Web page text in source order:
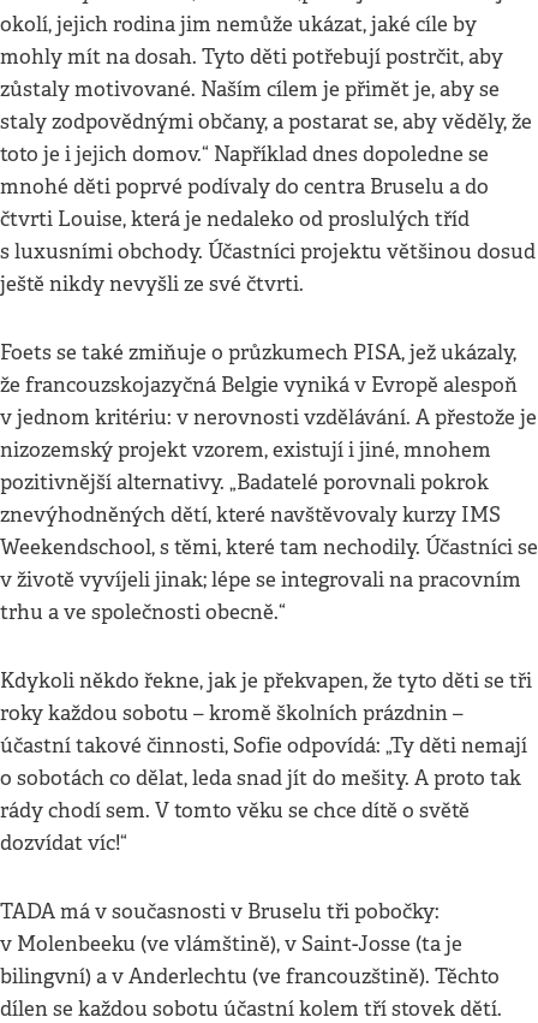
okolí, jejich rodina jim nemůže ukázat, jaké cíle by
mohly mít na dosah. Tyto děti potřebují postrčit, aby
zůstaly motivované. Naším cílem je přimět je, aby se
staly zodpovědnými občany, a postarat se, aby věděly, že
toto je i jejich domov.“ Například dnes dopoledne se
mnohé děti poprvé podívaly do centra Bruselu a do
čtvrti Louise, která je nedaleko od proslulých tříd
s luxusními obchody. Účastníci projektu většinou dosud
ještě nikdy nevyšli ze své čtvrti.
Foets se také zmiňuje o průzkumech PISA, jež ukázaly,
že francouzskojazyčná Belgie vyniká v Evropě alespoň
v jednom kritériu: v nerovnosti vzdělávání. A přestože je
nizozemský projekt vzorem, existují i jiné, mnohem
pozitivnější alternativy. „Badatelé porovnali pokrok
znevýhodněných dětí, které navštěvovaly kurzy IMS
Weekendschool, s těmi, které tam nechodily. Účastníci se
v životě vyvíjeli jinak; lépe se integrovali na pracovním
trhu a ve společnosti obecně.“
Kdykoli někdo řekne, jak je překvapen, že tyto děti se tři
roky každou sobotu – kromě školních prázdnin –
účastní takové činnosti, Sofie odpovídá: „Ty děti nemají
o sobotách co dělat, leda snad jít do mešity. A proto tak
rády chodí sem. V tomto věku se chce dítě o světě
dozvídat víc!“
TADA má v současnosti v Bruselu tři pobočky:
v Molenbeeku (ve vlámštině), v Saint-Josse (ta je
bilingvní) a v Anderlechtu (ve francouzštině). Těchto
dílen se každou sobotu účastní kolem tří stovek dětí.